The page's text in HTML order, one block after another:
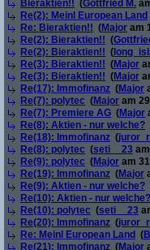
Bieraktien!! (Gottfried M.
Re(2): Meinl European Land
Re: Bieraktien!! (Major am
Re(2): Bieraktien!! (
Re(2): Bieraktien!! (
Re(3): Bieraktien!! (Major
Re(3): Bieraktien!! (Major
Re(17): Immofinanz (Major
Re(7): polytec (Major am
Re(7): Premiere AG (Major
Re(8): Aktien - nur welche?
Re(18): Immofinanz (
Re(8): polytec (seti__23
Re(9): polytec (Major am
Re(19): Immofinanz (Major
Re(9): Aktien - nur welche?
Re(10): Aktien - nur welche?
Re(10): polytec (seti__23
Re(20): Immofinanz (
Re: Meinl European Land (
Re(21): Immofinanz (Major